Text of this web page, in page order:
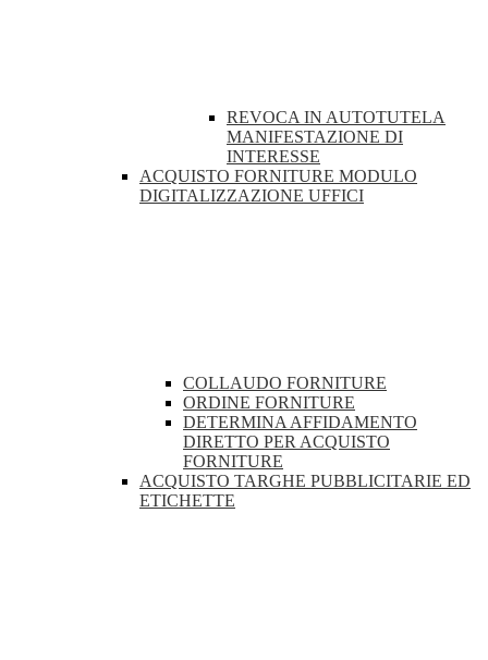
REVOCA IN AUTOTUTELA
MANIFESTAZIONE DI
INTERESSE
ACQUISTO FORNITURE MODULO
DIGITALIZZAZIONE UFFICI
COLLAUDO FORNITURE
ORDINE FORNITURE
DETERMINA AFFIDAMENTO
DIRETTO PER ACQUISTO
FORNITURE
ACQUISTO TARGHE PUBBLICITARIE ED
ETICHETTE